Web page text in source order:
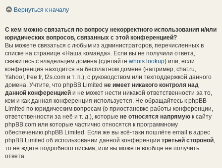
Вернуться к началу
С кем можно связаться по вопросу некорректного использования и/или
юридических вопросов, связанных с этой конференцией?
Вы можете связаться с любым из администраторов, перечисленных в
списке на странице «Наша команда». Если вы не получили ответа,
свяжитесь с владельцем домена (сделайте whois lookup) или, если
конференция находится на бесплатном домене (например, chat.ru,
Yahoo!, free.fr, f2s.com и т. п.), с руководством или техподдержкой данного
домена. Учтите, что phpBB Limited не имеет никакого контроля над
данной конференцией и не может нести никакой ответственности за то,
кем и как данная конференция используется. Не обращайтесь к phpBB
Limited по юридическим вопросам (о приостановке работы конференции,
ответственности за неё и т. д.), которые не относятся напрямую к сайту
phpBB.com или которые частично относятся к программному
обеспечению phpBB Limited. Если же вы всё-таки пошлёте email в адрес
phpBB Limited об использовании данной конференции третьей стороной,
то не ждите подробного письма, или вы можете вообще не получить
ответа.